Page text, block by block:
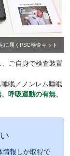
に届くPSG検査キット
ご自身で検査装置
眠／ノンレム睡眠
呼吸運動の有無、
情報しか取得で